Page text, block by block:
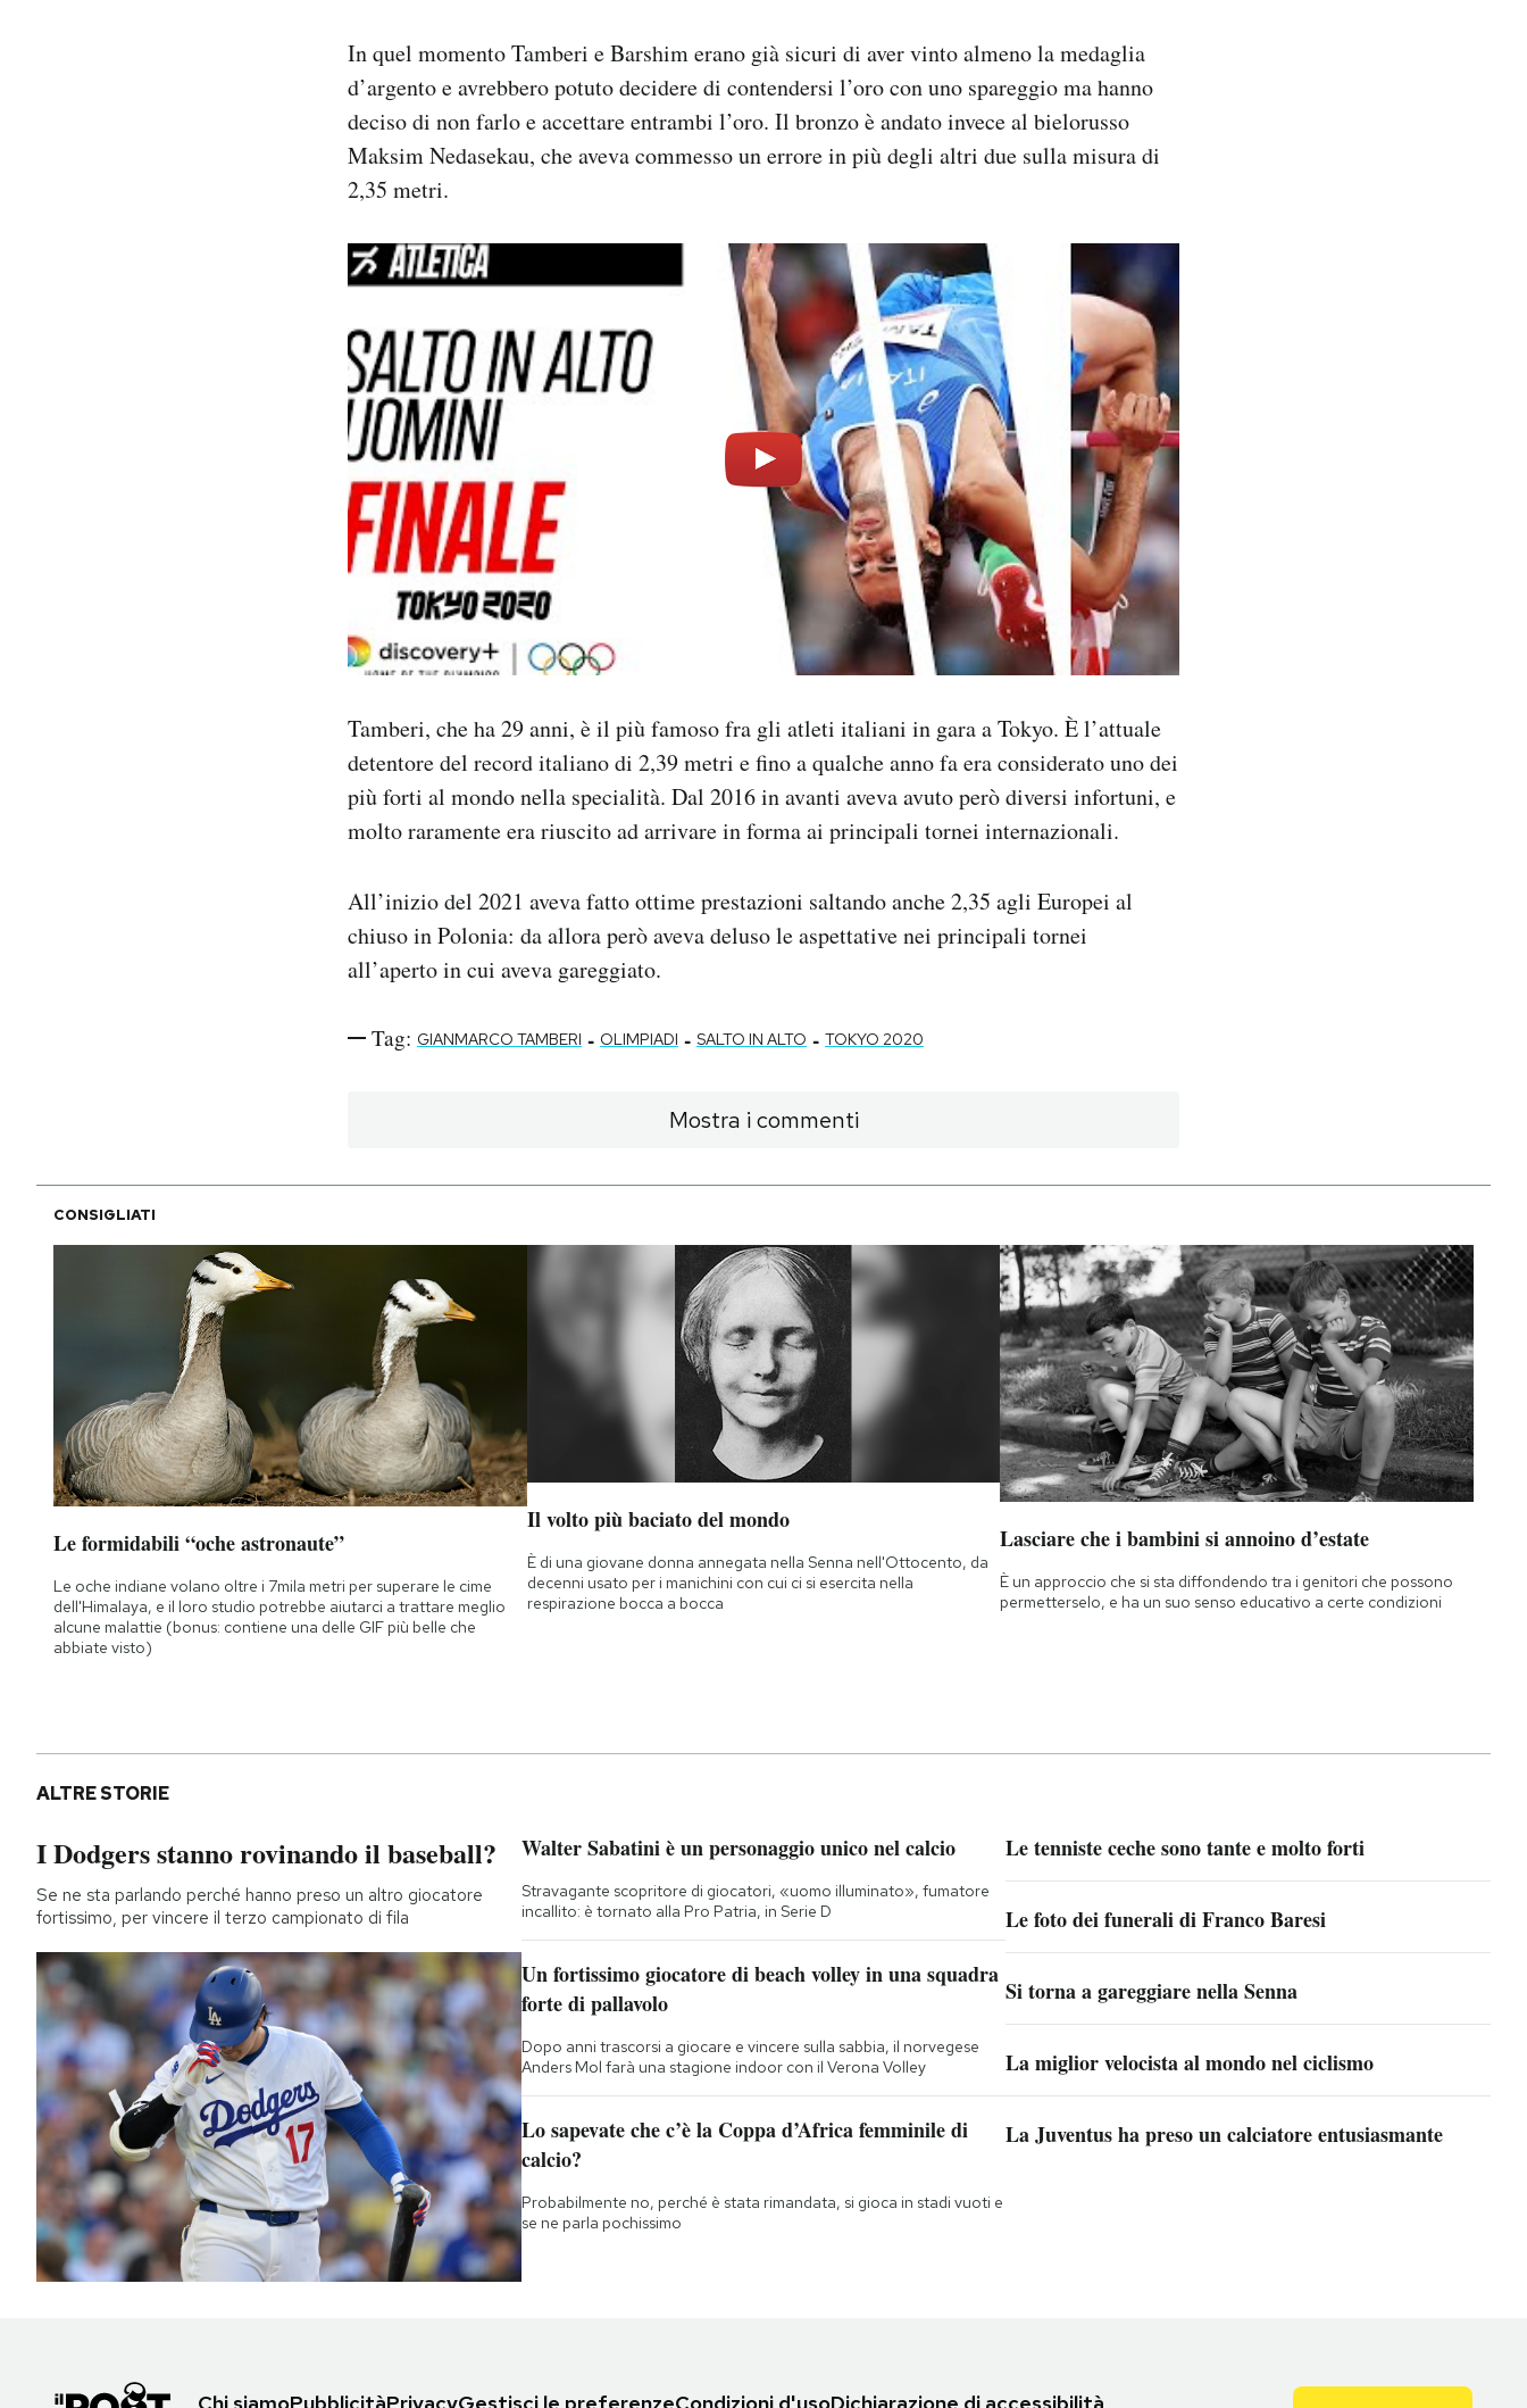
In quel momento Tamberi e Barshim erano già sicuri di aver vinto almeno la medaglia
d’argento e avrebbero potuto decidere di contendersi l’oro con uno spareggio ma hanno
deciso di non farlo e accettare entrambi l’oro. Il bronzo è andato invece al bielorusso
Maksim Nedasekau, che aveva commesso un errore in più degli altri due sulla misura di
2,35 metri.
Tamberi, che ha 29 anni, è il più famoso fra gli atleti italiani in gara a Tokyo. È l’attuale
detentore del record italiano di 2,39 metri e fino a qualche anno fa era considerato uno dei
più forti al mondo nella specialità. Dal 2016 in avanti aveva avuto però diversi infortuni, e
molto raramente era riuscito ad arrivare in forma ai principali tornei internazionali.
All’inizio del 2021 aveva fatto ottime prestazioni saltando anche 2,35 agli Europei al
chiuso in Polonia: da allora però aveva deluso le aspettative nei principali tornei
all’aperto in cui aveva gareggiato.
Tag: GIANMARCO TAMBERI - OLIMPIADI - SALTO IN ALTO - TOKYO 2020
Mostra i commenti
CONSIGLIATI
Le formidabili “oche astronaute”
Le oche indiane volano oltre i 7mila metri per superare le cime
dell'Himalaya, e il loro studio potrebbe aiutarci a trattare meglio
alcune malattie (bonus: contiene una delle GIF più belle che
abbiate visto)
Il volto più baciato del mondo
È di una giovane donna annegata nella Senna nell'Ottocento, da
decenni usato per i manichini con cui ci si esercita nella
respirazione bocca a bocca
Lasciare che i bambini si annoino d’estate
È un approccio che si sta diffondendo tra i genitori che possono
permetterselo, e ha un suo senso educativo a certe condizioni
ALTRE STORIE
I Dodgers stanno rovinando il baseball?
Se ne sta parlando perché hanno preso un altro giocatore
fortissimo, per vincere il terzo campionato di fila
Walter Sabatini è un personaggio unico nel calcio
Stravagante scopritore di giocatori, «uomo illuminato», fumatore
incallito: è tornato alla Pro Patria, in Serie D
Un fortissimo giocatore di beach volley in una squadra
forte di pallavolo
Dopo anni trascorsi a giocare e vincere sulla sabbia, il norvegese
Anders Mol farà una stagione indoor con il Verona Volley
Lo sapevate che c’è la Coppa d’Africa femminile di
calcio?
Probabilmente no, perché è stata rimandata, si gioca in stadi vuoti e
se ne parla pochissimo
Le tenniste ceche sono tante e molto forti
Le foto dei funerali di Franco Baresi
Si torna a gareggiare nella Senna
La miglior velocista al mondo nel ciclismo
La Juventus ha preso un calciatore entusiasmante